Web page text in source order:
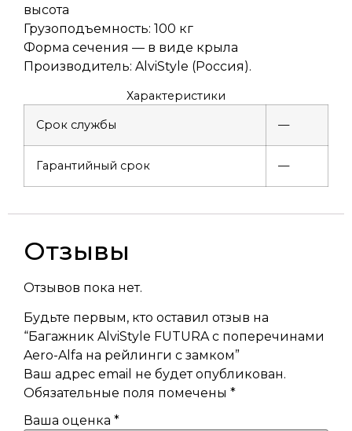
высота
Грузоподъемность: 100 кг
Форма сечения — в виде крыла
Производитель: AlviStyle (Россия).
Характеристики
Срок службы —
Гарантийный срок —
Отзывы
Отзывов пока нет.
Будьте первым, кто оставил отзыв на
“Багажник AlviStyle FUTURA c поперечинами
Aero-Alfa на рейлинги с замком”
Ваш адрес email не будет опубликован.
Обязательные поля помечены *
Ваша оценка *